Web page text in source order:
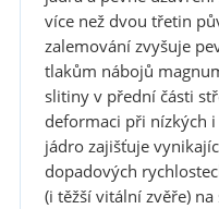
více než dvou třetin
zalemování zvyšuje
tlakům nábojů
slitiny v přední části
deformaci při nízkých
jádro zajišťuje
dopadových
(i těžší vitální zvěře)